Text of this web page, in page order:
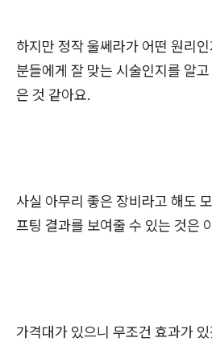
하지만 정작 울쎄라가 어떤 원리
분들에게 잘 맞는 시술인지를 알
은 것 같아요.
사실 아무리 좋은 장비라고 해도
프팅 결과를 보여줄 수 있는 것은
가격대가 있으니 무조건 효과가